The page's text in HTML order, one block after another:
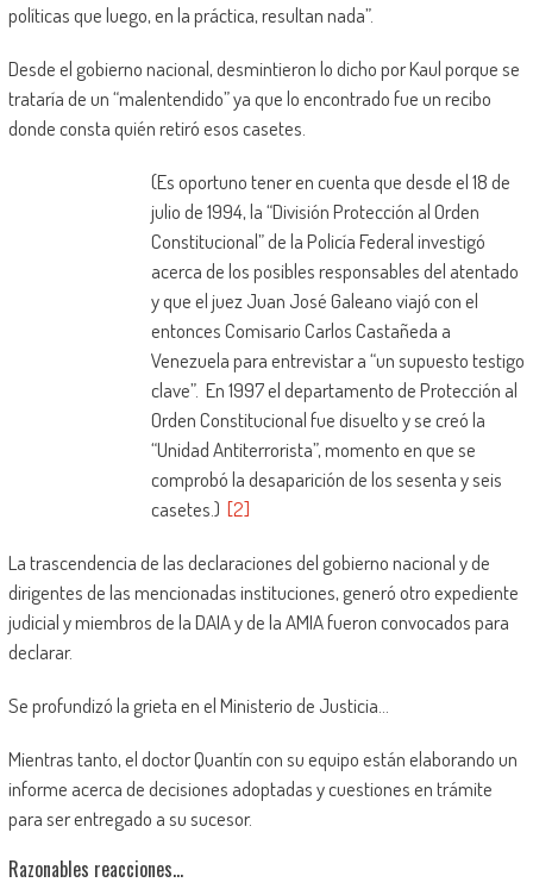
políticas que luego, en la práctica, resultan nada”.
Desde el gobierno nacional, desmintieron lo dicho por Kaul porque se
trataría de un “malentendido” ya que lo encontrado fue un recibo
donde consta quién retiró esos casetes.
(Es oportuno tener en cuenta que desde el 18 de
julio de 1994, la “División Protección al Orden
Constitucional” de la Policía Federal investigó
acerca de los posibles responsables del atentado
y que el juez Juan José Galeano viajó con el
entonces Comisario Carlos Castañeda a
Venezuela para entrevistar a “un supuesto testigo
clave”. En 1997 el departamento de Protección al
Orden Constitucional fue disuelto y se creó la
“Unidad Antiterrorista”, momento en que se
comprobó la desaparición de los sesenta y seis
casetes.) [2]
La trascendencia de las declaraciones del gobierno nacional y de
dirigentes de las mencionadas instituciones, generó otro expediente
judicial y miembros de la DAIA y de la AMIA fueron convocados para
declarar.
Se profundizó la grieta en el Ministerio de Justicia…
Mientras tanto, el doctor Quantín con su equipo están elaborando un
informe acerca de decisiones adoptadas y cuestiones en trámite
para ser entregado a su sucesor.
Razonables reacciones…